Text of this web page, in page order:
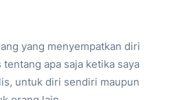
yang menyempatkan diri
apa saja ketika saya
untuk diri sendiri maupun